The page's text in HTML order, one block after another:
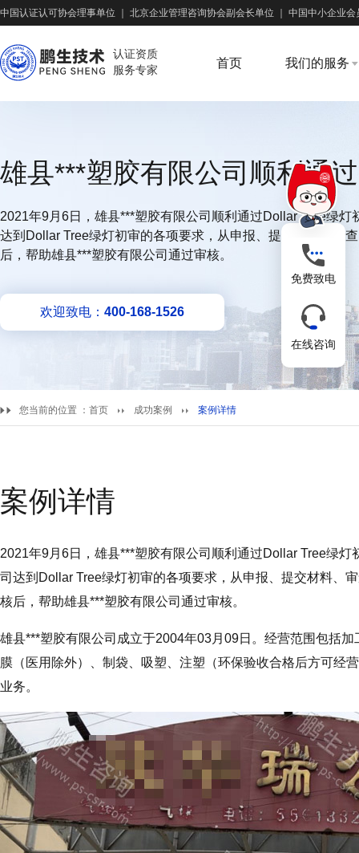
中国认证认可协会理事单位 北京企业管理咨询协会副会长单位 中国中小企业会
认证资质
服务专家
首页 我们的服务
雄县***塑胶有限公司顺利通
2021年9月6日，雄县***塑胶有限公司顺利通过Dollar Tree绿
达到Dollar Tree绿灯初审的各项要求，从申报、提交材料、审
后，帮助雄县***塑胶有限公司通过审核。
欢迎致电： 400-168-1526
您当前的位置 ： 首页 成功案例 案例详情
案例详情
2021年9月6日，雄县***塑胶有限公司顺利通过Dollar Tree绿
司达到Dollar Tree绿灯初审的各项要求，从申报、提交材料、
核后，帮助雄县***塑胶有限公司通过审核。
雄县***塑胶有限公司成立于2004年03月09日。经营范围包括
膜（医用除外）、制袋、吸塑、注塑（环保验收合格后方可经
业务。
免费致电
在线咨询